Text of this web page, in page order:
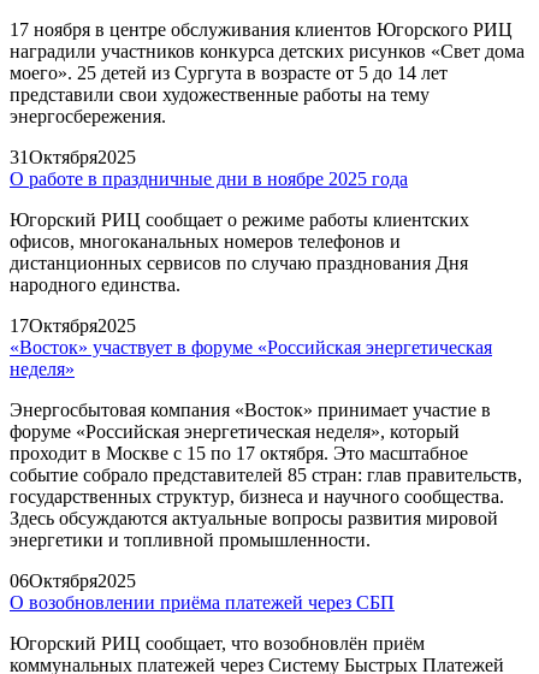
17 ноября в центре обслуживания клиентов Югорского РИЦ
наградили участников конкурса детских рисунков «Свет дома
моего». 25 детей из Сургута в возрасте от 5 до 14 лет
представили свои художественные работы на тему
энергосбережения.
31Октября2025
О работе в праздничные дни в ноябре 2025 года
Югорский РИЦ сообщает о режиме работы клиентских
офисов, многоканальных номеров телефонов и
дистанционных сервисов по случаю празднования Дня
народного единства.
17Октября2025
«Восток» участвует в форуме «Российская энергетическая
неделя»
Энергосбытовая компания «Восток» принимает участие в
форуме «Российская энергетическая неделя», который
проходит в Москве с 15 по 17 октября. Это масштабное
событие собрало представителей 85 стран: глав правительств,
государственных структур, бизнеса и научного сообщества.
Здесь обсуждаются актуальные вопросы развития мировой
энергетики и топливной промышленности.
06Октября2025
О возобновлении приёма платежей через СБП
Югорский РИЦ сообщает, что возобновлён приём
коммунальных платежей через Систему Быстрых Платежей